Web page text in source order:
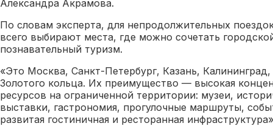
Александра Акрамова.
По словам эксперта, для непродолжительных
всего выбирают места, где можно сочетать
познавательный туризм.
«Это Москва, Санкт-Петербург, Казань,
Золотого кольца. Их преимущество — высокая
ресурсов на ограниченной территории: музеи,
выставки, гастрономия, прогулочные маршруты,
развитая гостиничная и ресторанная